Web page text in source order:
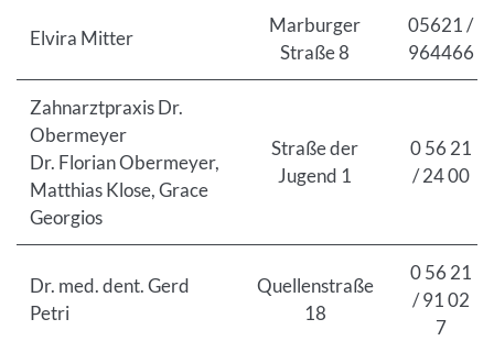
Elvira Mitter
Marburger
Straße 8
05621 /
964466
Zahnarztpraxis Dr.
Obermeyer
Dr. Florian Obermeyer,
Matthias Klose, Grace
Georgios
Straße der
Jugend 1
0 56 21
/ 24 00
Dr. med. dent. Gerd
Petri
Quellenstraße
18
0 56 21
/ 91 02
7